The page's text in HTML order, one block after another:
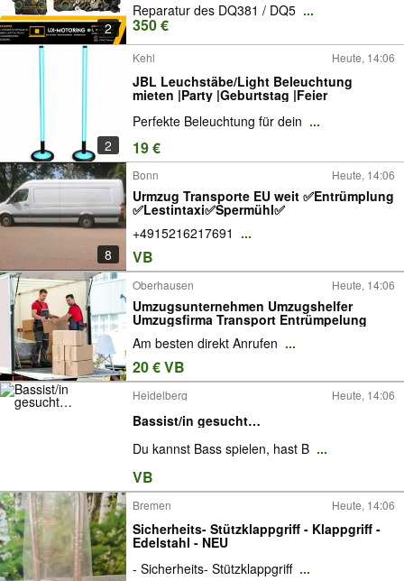
2
Reparatur des DQ381 / DQ5 ...
350 €
2
Kehl Heute, 14:06
JBL Leuchstäbe/Light Beleuchtung
mieten |Party |Geburtstag |Feier
Perfekte Beleuchtung für dein ...
19 €
8
Bonn Heute, 14:06
Urmzug Transporte EU weit ✅Entrümplung
✅Lestintaxi✅Spermühl✅
+4915216217691 ...
VB
Oberhausen Heute, 14:06
Umzugsunternehmen Umzugshelfer
Umzugsfirma Transport Entrümpelung
Am besten direkt Anrufen ...
20 € VB
Heidelberg Heute, 14:06
Bassist/in gesucht…
Du kannst Bass spielen, hast B ...
VB
Bremen Heute, 14:06
Sicherheits- Stützklappgriff - Klappgriff -
Edelstahl - NEU
- Sicherheits- Stützklappgriff ...